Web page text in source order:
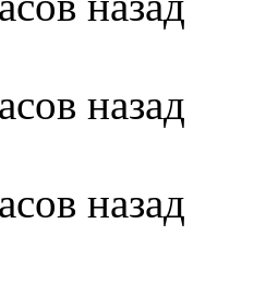
назад
назад